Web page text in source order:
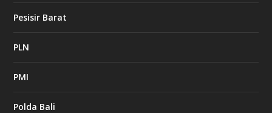
Pesisir Barat
PLN
PMI
Polda Bali